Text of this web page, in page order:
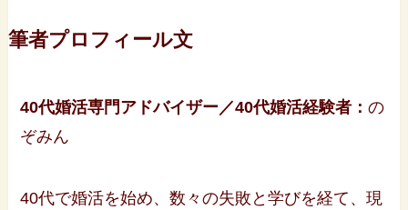
筆者プロフィール文
40代婚活専門アドバイザー／40代婚活経験者：の
ぞみん
40代で婚活を始め、数々の失敗と学びを経て、現